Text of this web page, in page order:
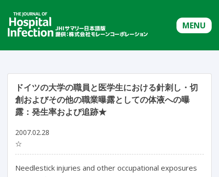
MENU
ドイツの大学の職員と医学生における針刺し・切
創およびその他の職業曝露としての体液への曝
露：発生率および追跡★
2007.02.28
☆
Needlestick injuries and other occupational exposures